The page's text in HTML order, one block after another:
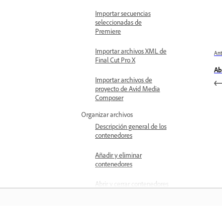
Importar secuencias
seleccionadas de
Premiere
Importar archivos XML de
Final Cut Pro X
Importar archivos de
proyecto de Avid Media
Composer
Organizar archivos
Descripción general de los
contenedores
Añadir y eliminar
contenedores
Abrir y cerrar contenedores